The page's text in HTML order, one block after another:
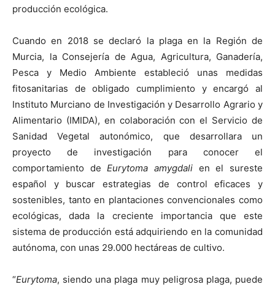
producción ecológica.
Cuando en 2018 se declaró la plaga en la Región de
Murcia, la Consejería de Agua, Agricultura, Ganadería,
Pesca y Medio Ambiente estableció unas medidas
fitosanitarias de obligado cumplimiento y encargó al
Instituto Murciano de Investigación y Desarrollo Agrario y
Alimentario (IMIDA), en colaboración con el Servicio de
Sanidad Vegetal autonómico, que desarrollara un
proyecto de investigación para conocer el
comportamiento deEurytoma amygdali en el sureste
español y buscar estrategias de control eficaces y
sostenibles, tanto en plantaciones convencionales como
ecológicas, dada la creciente importancia que este
sistema de producción está adquiriendo en la comunidad
autónoma, con unas 29.000 hectáreas de cultivo.
“Eurytoma, siendo una plaga muy peligrosa plaga, puede